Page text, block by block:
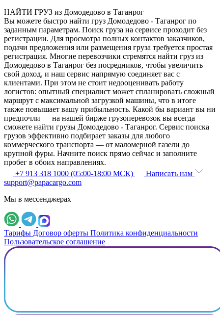
НАЙТИ ГРУЗ из Домодедово в Таганрог
Вы можете быстро найти груз Домодедово - Таганрог по
заданным параметрам. Поиск груза на сервисе проходит без
регистрации. Для просмотра полных контактов заказчиков,
подачи предложения или размещения груза требуется простая
регистрация. Многие перевозчики стремятся найти груз из
Домодедово в Таганрог без посредников, чтобы увеличить
свой доход, и наш сервис напрямую соединяет вас с
клиентами. При этом не стоит недооценивать работу
логистов: опытный специалист может спланировать сложный
маршрут с максимальной загрузкой машины, что в итоге
также повышает вашу прибыльность. Какой бы вариант вы ни
предпочли — на нашей бирже грузоперевозок вы всегда
сможете найти грузы Домодедово - Таганрог. Сервис поиска
грузов эффективно подбирает заказы для любого
коммерческого транспорта — от маломерной газели до
крупной фуры. Начните поиск прямо сейчас и заполните
пробег в обоих направлениях.
+7 913 318 1000 (05:00-18:00 МСК)
Написать нам
support@papacargo.com
Мы в мессенджерах
Тарифы Договор оферты Политика конфиденциальности
Пользовательское соглашение